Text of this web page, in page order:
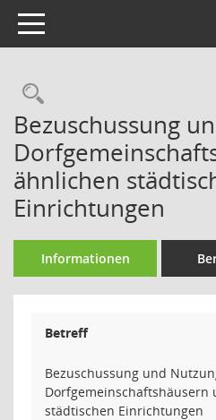
Toggle navigation
Rechercheauswahl
Bezuschussung
ähnlichen
Einrichtungen
Informationen
Betreff
Bezuschussung und
Dorfgemeinschaftshäusern
städtischen Einrichtungen